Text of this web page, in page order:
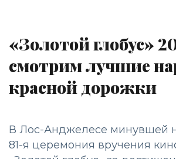
«Золотой глобус»
смотрим лучшие
красной дорожки
В Лос-Анджелесе минувшей
81-я церемония вручения